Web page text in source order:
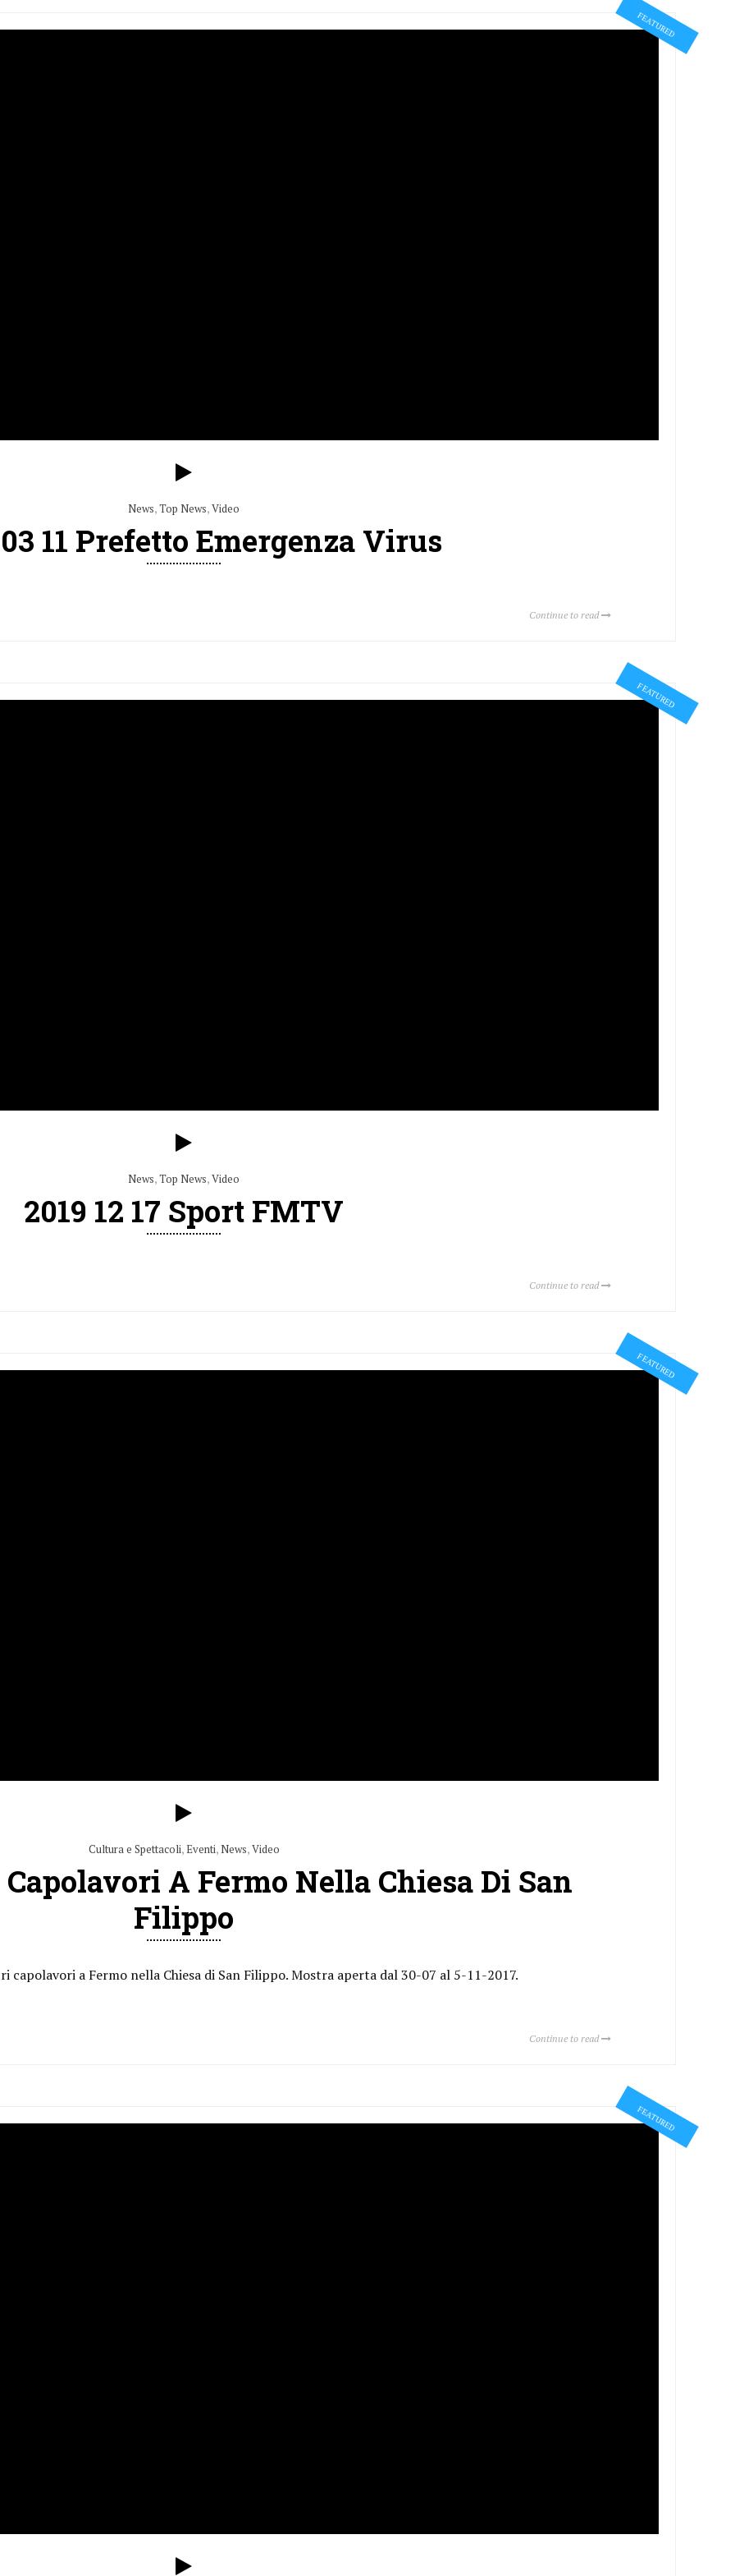
FEATURED
News,Top News,Video
11 Prefetto Emergenza Virus
Continue to read
FEATURED
News,Top News,Video
2019 12 17 Sport FMTV
Continue to read
FEATURED
Cultura e Spettacoli,Eventi,News,Video
A Fermo Nella Chiesa Di San
Filippo
capolavori a Fermo nella Chiesa di San Filippo. Mostra aperta dal 30-07 al 5-11-2017.
Continue to read
FEATURED